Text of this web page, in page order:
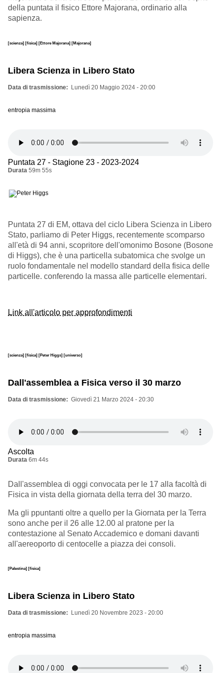
della puntata il fisico Ettore Majorana, ordinario alla
sapienza.
[scienza] [fisica] [Ettore Majorana] [Majorana]
Libera Scienza in Libero Stato
Data di trasmissione Lunedì 20 Maggio 2024 - 20:00
entropia massima
Puntata 27 - Stagione 23 - 2023-2024
Durata 59m 55s
Puntata 27 di EM, ottava del ciclo Libera Scienza in Libero
Stato, parliamo di Peter Higgs, recentemente scomparso
all'età di 94 anni, scopritore dell'omonimo Bosone (Bosone
di Higgs), che è una particella subatomica che svolge un
ruolo fondamentale nel modello standard della fisica delle
particelle. conferendo la massa alle particelle elementari.
Link all'articolo per approfondimenti
[scienza] [fisica] [Peter Higgs] [universo]
Dall'assemblea a Fisica verso il 30 marzo
Data di trasmissione Giovedì 21 Marzo 2024 - 20:30
Ascolta
Durata 6m 44s
Dall'assemblea di oggi convocata per le 17 alla facoltà di
Fisica in vista della giornata della terra del 30 marzo.
Ma gli ppuntanti oltre a quello per la Giornata per la Terra
sono anche per il 26 alle 12.00 al pratone per la
contestazione al Senato Accademico e domani davanti
all'aereoporto di centocelle a piazza dei consoli.
[Palestina] [fisica]
Libera Scienza in Libero Stato
Data di trasmissione Lunedì 20 Novembre 2023 - 20:00
entropia massima